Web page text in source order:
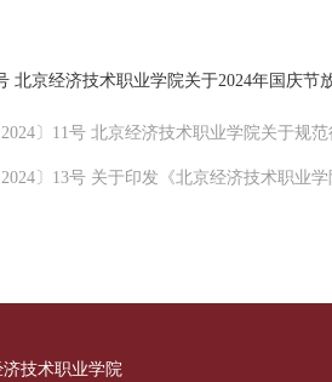
北京经济技术职业学院关于2024年国庆节
〕11号 北京经济技术职业学院关于规
〕13号 关于印发《北京经济技术职业
技术职业学院